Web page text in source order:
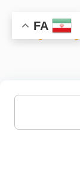
صادراتی
FA